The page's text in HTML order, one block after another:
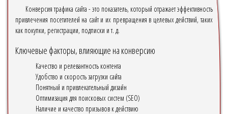
Конверсия трафика сайта - это показатель, который отражает эффективность
привлечения посетителей на сайт и их превращения в целевых действий, таких
как покупки, регистрации, подписки и т. д.
Ключевые факторы, влияющие на конверсию
Качество и релевантность контента
Удобство и скорость загрузки сайта
Понятный и привлекательный дизайн
Оптимизация для поисковых систем (SEO)
Наличие и качество призывов к действию